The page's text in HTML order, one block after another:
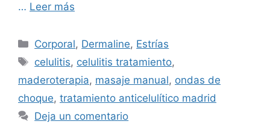
… Leer más
Corporal, Dermaline, Estrías
celulitis, celulitis tratamiento,
maderoterapia, masaje manual, ondas de
choque, tratamiento anticelulítico madrid
Deja un comentario